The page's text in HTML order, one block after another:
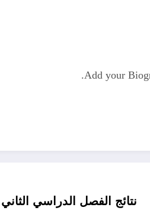
Add your
نتائج الفصل الدراسي